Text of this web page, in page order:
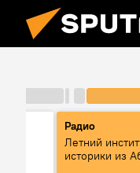
Радио
Летний
историки из